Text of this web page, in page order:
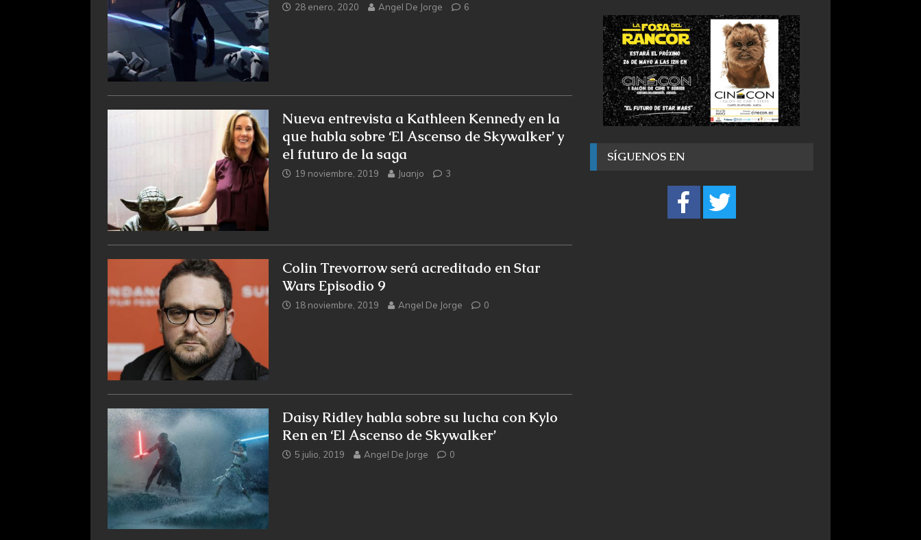
28 enero, 2020 Angel De Jorge 6
Nueva entrevista a Kathleen Kennedy en la
que habla sobre ‘El Ascenso de Skywalker’ y
el futuro de la saga
19 noviembre, 2019 Juanjo 3
Colin Trevorrow será acreditado en Star
Wars Episodio 9
18 noviembre, 2019 Angel De Jorge 0
Daisy Ridley habla sobre su lucha con Kylo
Ren en ‘El Ascenso de Skywalker’
5 julio, 2019 Angel De Jorge 0
SÍGUENOS EN